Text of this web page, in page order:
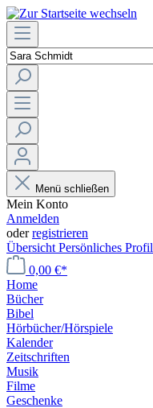
Menü schließen
Mein Konto
Anmelden
oderregistrieren
Übersicht Persönliches Profil
0,00 €*
Home
Bücher
Bibel
Hörbücher/Hörspiele
Kalender
Zeitschriften
Musik
Filme
Geschenke